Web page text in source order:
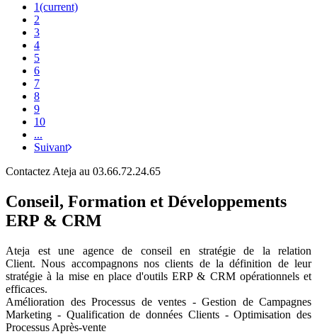
1(current)
2
3
4
5
6
7
8
9
10
...
Suivant
Contactez Ateja au 03.66.72.24.65
Conseil, Formation et Développements
ERP & CRM
Ateja est une agence de conseil en stratégie de la relation
Client.Nous accompagnons nos clients de la définition de leur
stratégie à la mise en place d'outils ERP & CRM opérationnels et
efficaces.
Amélioration des Processus de ventes - Gestion de Campagnes
Marketing - Qualification de données Clients - Optimisation des
Processus Après-vente